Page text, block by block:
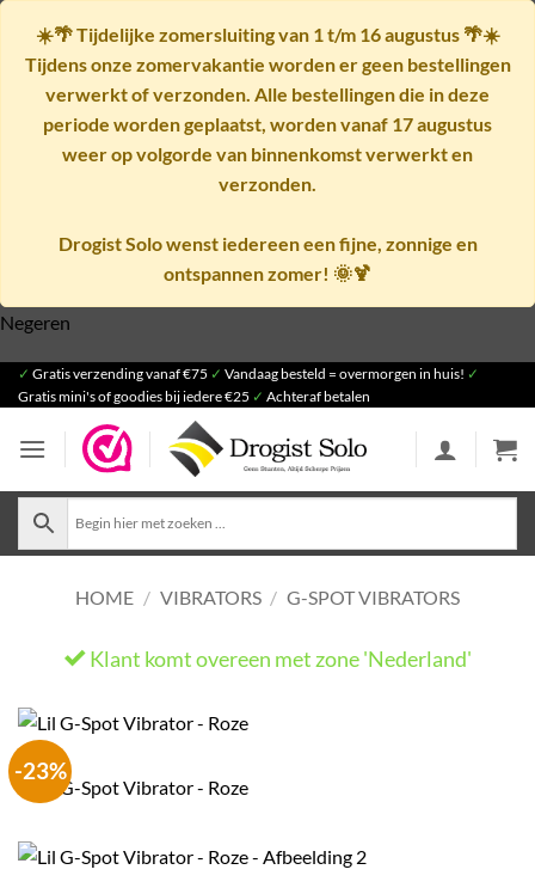
☀️🌴Tijdelijke zomersluiting van 1 t/m 16 augustus🌴☀️
Tijdens onze zomervakantie worden er geen bestellingen
verwerkt of verzonden. Alle bestellingen die in deze
periode worden geplaatst, worden vanaf 17 augustus
weer op volgorde van binnenkomst verwerkt en
verzonden.
Drogist Solo wenst iedereen een fijne, zonnige en
ontspannen zomer! 🌞🍹
Negeren
Ga
naar
✓ Gratis verzending vanaf €75 ✓ Vandaag besteld = overmorgen in huis! ✓
Gratis mini's of goodies bij iedere €25 ✓ Achteraf betalen
HOME / VIBRATORS / G-SPOT VIBRATORS
Klant komt overeen met zone 'Nederland'
-23%